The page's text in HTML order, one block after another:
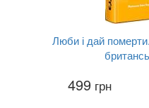
Люби і дай
499 грн